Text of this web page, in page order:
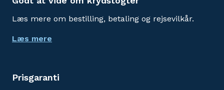
Læs mere om bestilling, betaling og rejsevilkår.
Læs mere
Prisgaranti